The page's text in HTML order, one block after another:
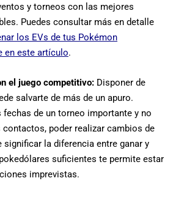
y torneos con las mejores
Puedes consultar más en detalle
los EVs de tus Pokémon
en este artículo.
el juego competitivo: Disponer de
salvarte de más de un apuro.
fechas de un torneo importante y no
poder realizar cambios de
significar la diferencia entre ganar y
suficientes te permite estar
imprevistas.